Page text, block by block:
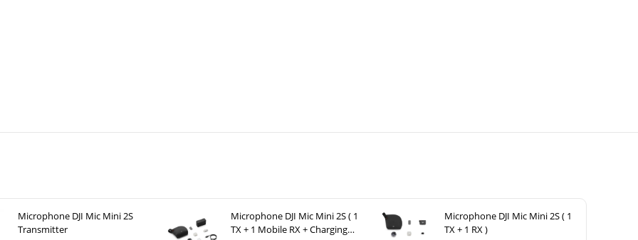
MF: 0.26x (ở tiêu cự 45mm)
STM: Ưu Điểm Và Nhược Điểm
4 stopMicrophone DJI Mic Mini 2S
Transmitter
Microphone DJI Mic Mini 2S ( 1
TX + 1 Mobile RX + Charging
Microphone DJI Mic Mini 2S ( 1
TX + 1 RX )